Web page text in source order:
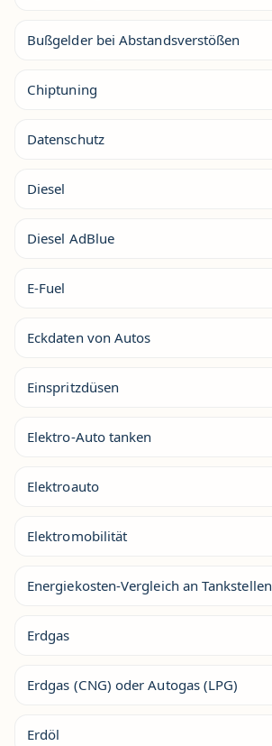
Bußgelder bei Abstandsverstößen
Chiptuning
Datenschutz
Diesel
Diesel AdBlue
E-Fuel
Eckdaten von Autos
Einspritzdüsen
Elektro-Auto tanken
Elektroauto
Elektromobilität
Energiekosten-Vergleich an Tankstellen
Erdgas
Erdgas (CNG) oder Autogas (LPG)
Erdöl